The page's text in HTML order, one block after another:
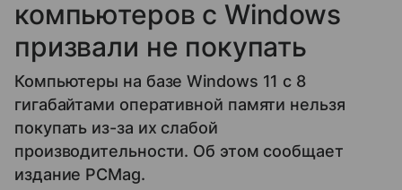
компьютеров с Windows
призвали не покупать
Компьютеры на базе Windows 11 c 8
гигабайтами оперативной памяти нельзя
покупать из-за их слабой
производительности. Об этом сообщает
издание PCMag.